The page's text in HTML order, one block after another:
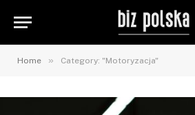
Home » Category: "Motoryzacja"